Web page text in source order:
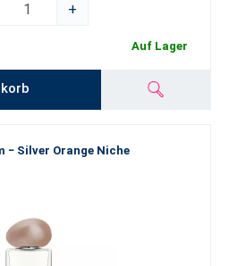
+
Auf Lager
− Silver Orange Niche